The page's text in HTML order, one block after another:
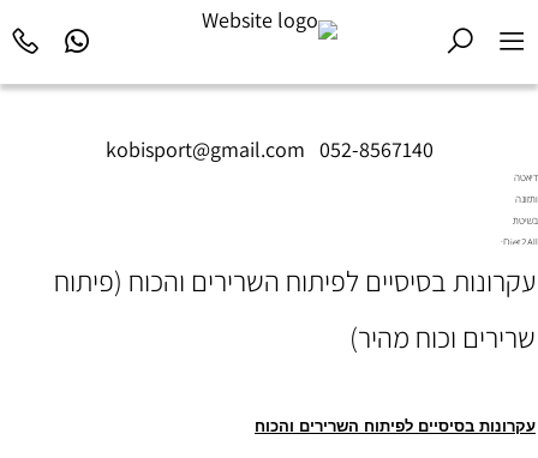
kobisport@gmail.com 052-8567140
דיאטה
ותזונה
בשיטת
Diet2All:
שמאחורי
עקרונות בסיסיים לפיתוח השרירים והכוח (פיתוח
שרירים וכוח מהיר)
עקרונות בסיסיים לפיתוח השרירים והכוח